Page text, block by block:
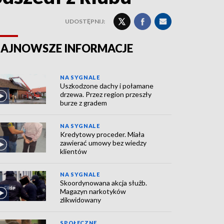
UDOSTĘPNIJ:
INFORMACJE
NA SYGNALE
Uszkodzone dachy i połamane
drzewa. Przez region przeszły
burze z gradem
NA SYGNALE
Kredytowy proceder. Miała
zawierać umowy bez wiedzy
klientów
NA SYGNALE
Skoordynowana akcja służb.
Magazyn narkotyków
zlikwidowany